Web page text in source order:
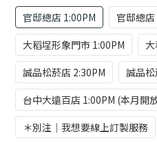
官邸總店 1:00PM
官邸總
大稻埕形象門市 1:00PM
誠品松菸店 2:30PM
誠品松
台中大遠百店 1:00PM (本月開
＊別注｜我想要線上訂製服務